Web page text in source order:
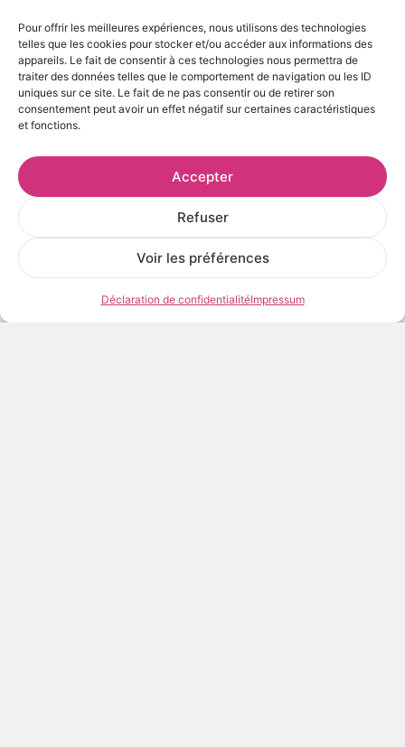
Pour offrir les meilleures expériences, nous utilisons des technologies
telles que les cookies pour stocker et/ou accéder aux informations des
appareils. Le fait de consentir à ces technologies nous permettra de
traiter des données telles que le comportement de navigation ou les ID
uniques sur ce site. Le fait de ne pas consentir ou de retirer son
consentement peut avoir un effet négatif sur certaines caractéristiques
et fonctions.
Accepter
Refuser
Voir les préférences
Déclaration de confidentialitéImpressum
céramique blanche, traitée polyester
Taille : Hauteur : 9,5 cm / Diamètre : 8 cm
Grâce à son revêtement spécial, cette tasse panorama
peut passer au micro-ondes et au lave-vaisselle.
Agréée contact alimentaire.
Recommandations :
Pour une plus grande longévité du marquage, lavage à la
main conseillé.
Prix